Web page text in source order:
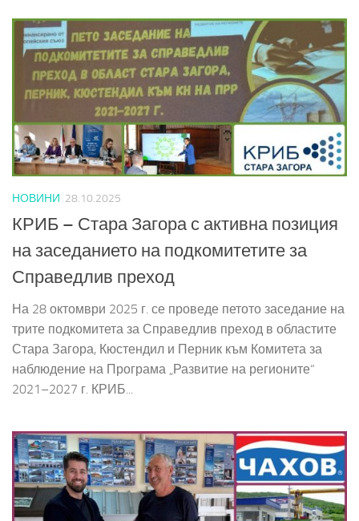
НОВИНИ 28.10.2025
КРИБ – Стара Загора с активна позиция
на заседанието на подкомитетите за
Справедлив преход
На 28 октомври 2025 г. се проведе петото заседание на
трите подкомитета за Справедлив преход в областите
Стара Загора, Кюстендил и Перник към Комитета за
наблюдение на Програма „Развитие на регионите“
2021–2027 г. КРИБ...